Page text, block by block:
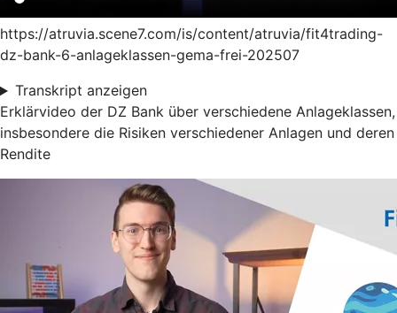
https://atruvia.scene7.com/is/content/atruvia/fit4trading-
dz-bank-6-anlageklassen-gema-frei-202507
Transkript anzeigen
Erklärvideo der DZ Bank über verschiedene Anlageklassen,
insbesondere die Risiken verschiedener Anlagen und deren
Rendite